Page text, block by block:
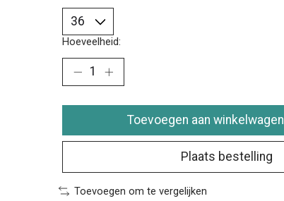
Hoeveelheid:
Toevoegen aan winkelwagen
Plaats bestelling
Toevoegen om te vergelijken